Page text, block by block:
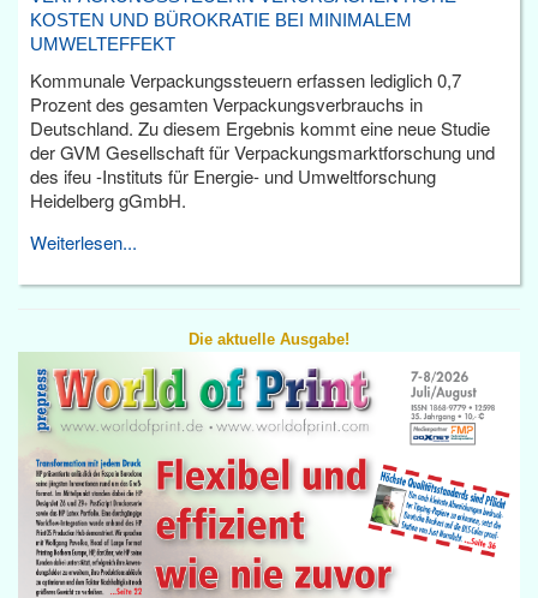
KOSTEN UND BÜROKRATIE BEI MINIMALEM
UMWELTEFFEKT
Kommunale Verpackungssteuern erfassen lediglich 0,7
Prozent des gesamten Verpackungsverbrauchs in
Deutschland. Zu diesem Ergebnis kommt eine neue Studie
der GVM Gesellschaft für Verpackungsmarktforschung und
des ifeu -Instituts für Energie- und Umweltforschung
Heidelberg gGmbH.
Weiterlesen...
Die aktuelle Ausgabe!